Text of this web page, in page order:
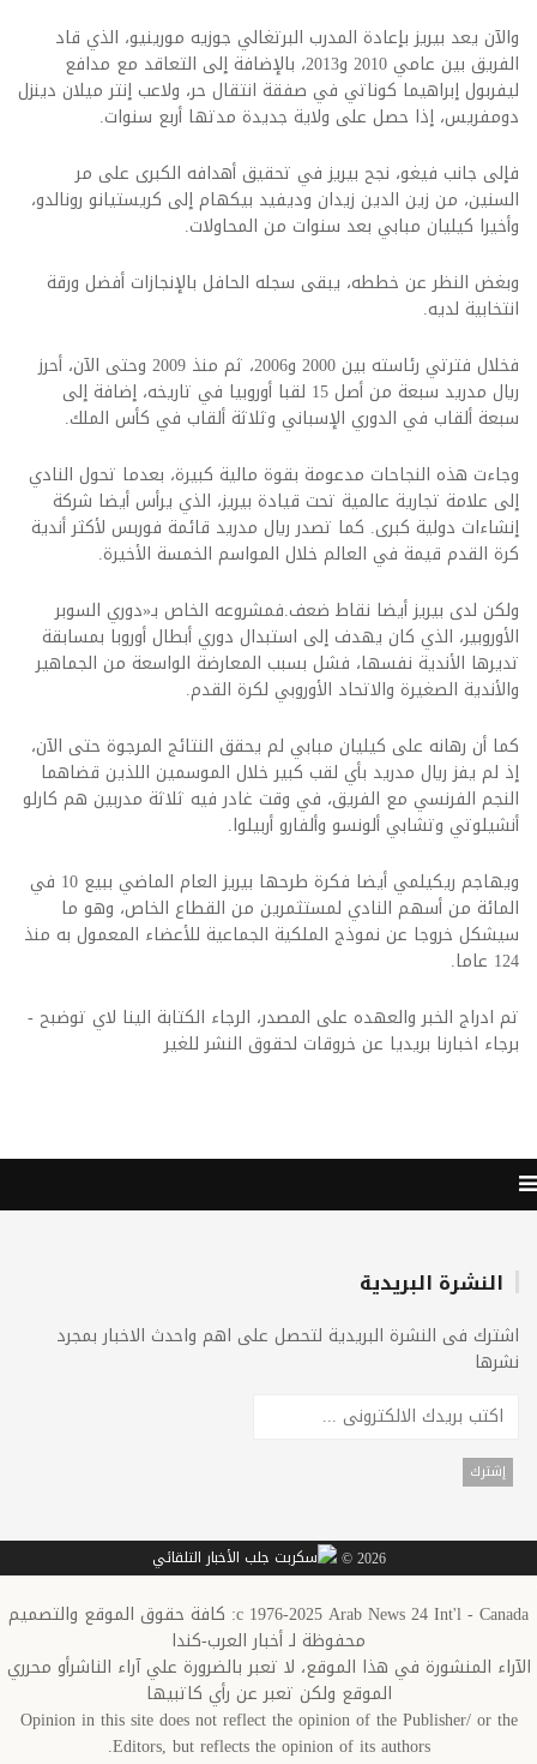
والآن يعد بيريز بإعادة المدرب البرتغالي جوزيه مورينيو، الذي قاد
الفريق بين عامي 2010 و2013، بالإضافة إلى التعاقد مع مدافع
ليفربول إبراهيما كوناتي في صفقة انتقال حر، ولاعب إنتر ميلان دينزل
دومفريس، إذا حصل على ولاية جديدة مدتها أربع سنوات.
فإلى جانب فيغو، نجح بيريز في تحقيق أهدافه الكبرى على مر
السنين، من زين الدين زيدان وديفيد بيكهام إلى كريستيانو رونالدو،
وأخيرا كيليان مبابي بعد سنوات من المحاولات.
وبغض النظر عن خططه، يبقى سجله الحافل بالإنجازات أفضل ورقة
انتخابية لديه.
فخلال فترتي رئاسته بين 2000 و2006، ثم منذ 2009 وحتى الآن، أحرز
ريال مدريد سبعة من أصل 15 لقبا أوروبيا في تاريخه، إضافة إلى
سبعة ألقاب في الدوري الإسباني وثلاثة ألقاب في كأس الملك.
وجاءت هذه النجاحات مدعومة بقوة مالية كبيرة، بعدما تحول النادي
إلى علامة تجارية عالمية تحت قيادة بيريز، الذي يرأس أيضا شركة
إنشاءات دولية كبرى. كما تصدر ريال مدريد قائمة فوربس لأكثر أندية
كرة القدم قيمة في العالم خلال المواسم الخمسة الأخيرة.
ولكن لدى بيريز أيضا نقاط ضعف.فمشروعه الخاص بـ«دوري السوبر
الأوروبير، الذي كان يهدف إلى استبدال دوري أبطال أوروبا بمسابقة
تديرها الأندية نفسها، فشل بسبب المعارضة الواسعة من الجماهير
والأندية الصغيرة والاتحاد الأوروبي لكرة القدم.
كما أن رهانه على كيليان مبابي لم يحقق النتائج المرجوة حتى الآن،
إذ لم يفز ريال مدريد بأي لقب كبير خلال الموسمين اللذين قضاهما
النجم الفرنسي مع الفريق، في وقت غادر فيه ثلاثة مدربين هم كارلو
أنشيلوتي وتشابي ألونسو وألفارو أربيلوا.
ويهاجم ريكيلمي أيضا فكرة طرحها بيريز العام الماضي ببيع 10 في
المائة من أسهم النادي لمستثمرين من القطاع الخاص، وهو ما
سيشكل خروجا عن نموذج الملكية الجماعية للأعضاء المعمول به منذ
124 عاما.
تم ادراج الخبر والعهده على المصدر، الرجاء الكتابة الينا لاي توضبح -
برجاء اخبارنا بريديا عن خروقات لحقوق النشر للغير
النشرة البريدية
اشترك فى النشرة البريدية لتحصل على اهم واحدث الاخبار بمجرد
نشرها
2026 ©
c 1976-2025 Arab News 24 Int'l - Canada: كافة حقوق الموقع والتصميم
محفوظة لـ أخبار العرب-كندا
الآراء المنشورة في هذا الموقع، لا تعبر بالضرورة علي آراء الناشرأو محرري
الموقع ولكن تعبر عن رأي كاتبيها
Opinion in this site does not reflect the opinion of the Publisher/ or the
Editors, but reflects the opinion of its authors.